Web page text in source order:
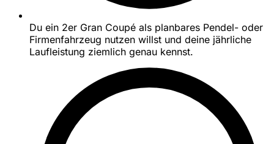
Du ein 2er Gran Coupé als planbares Pendel- oder
Firmenfahrzeug nutzen willst und deine jährliche
Laufleistung ziemlich genau kennst.